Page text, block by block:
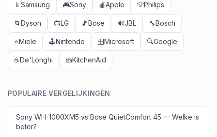
📱 Samsung 🎮Sony 🍎Apple 💡Philips
🌀Dyson 📺LG 🎵Bose 🔊JBL 🔧Bosch
⭐Miele 🕹️Nintendo 🪟Microsoft 🔍Google
☕De'Longhi 🍰KitchenAid
POPULAIRE VERGELIJKINGEN
Sony WH-1000XM5 vs Bose QuietComfort 45 — Welke is
beter?